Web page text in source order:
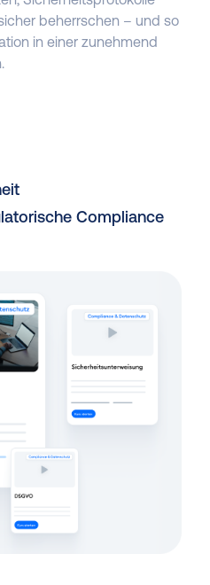
beherrschen – und so
in einer zunehmend
Compliance